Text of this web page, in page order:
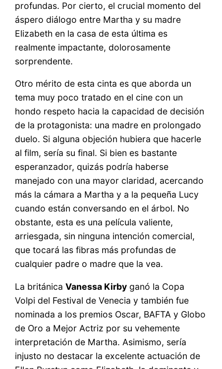
profundas. Por cierto, el crucial momento del
áspero diálogo entre Martha y su madre
Elizabeth en la casa de esta última es
realmente impactante, dolorosamente
sorprendente.
Otro mérito de esta cinta es que aborda un
tema muy poco tratado en el cine con un
hondo respeto hacia la capacidad de decisión
de la protagonista: una madre en prolongado
duelo. Si alguna objeción hubiera que hacerle
al film, sería su final. Si bien es bastante
esperanzador, quizás podría haberse
manejado con una mayor claridad, acercando
más la cámara a Martha y a la pequeña Lucy
cuando están conversando en el árbol. No
obstante, esta es una película valiente,
arriesgada, sin ninguna intención comercial,
que tocará las fibras más profundas de
cualquier padre o madre que la vea.
La británicaVanessa Kirby ganó la Copa
Volpi del Festival de Venecia y también fue
nominada a los premios Oscar, BAFTA y Globo
de Oro a Mejor Actriz por su vehemente
interpretación de Martha. Asimismo, sería
injusto no destacar la excelente actuación de